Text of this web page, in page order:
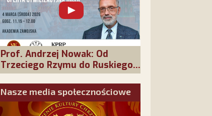
Prof. Andrzej Nowak: Od
Trzeciego Rzymu do Ruskiego
Miru - oferta cywilizacyjna
Rosji
Nasze media społecznościowe